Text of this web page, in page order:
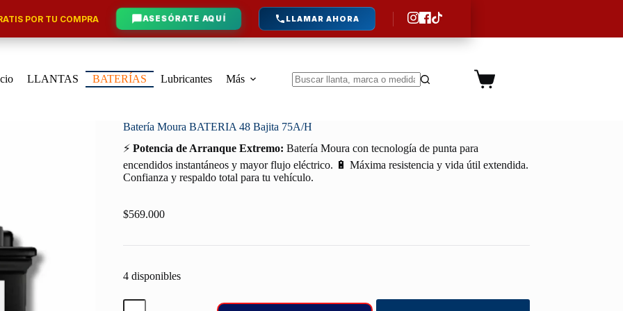
POR TU COMPRA ASESÓRATE AQUÍ LLAMAR AHORA
LLANTAS BATERÍAS Lubricantes
Más
Carro
Batería Moura BATERIA 48 Bajita 75A/H
⚡ Potencia de Arranque Extremo: Batería Moura con tecnología de punta para
encendidos instantáneos y mayor flujo eléctrico. 🔋 Máxima resistencia y vida útil extendida.
Confianza y respaldo total para tu vehículo.
$569.000
4 disponibles
Batería